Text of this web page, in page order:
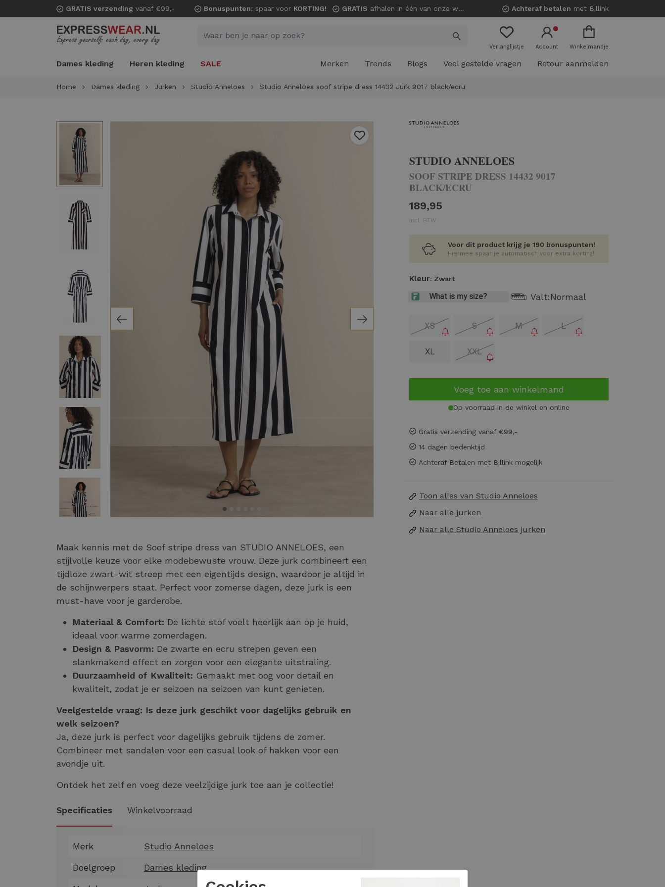
GRATIS verzending vanaf €99,- Bonuspunten: spaar voor KORTING! GRATIS afhalen in één van onze winkels! Achteraf betalen met Billink
Verlanglijstje Account Winkelmandje
Dames kleding Heren kleding SALE Merken Trends Blogs Veel gestelde vragen Retour aanmelden
Home Dames kleding Jurken Studio Anneloes Studio Anneloes soof stripe dress 14432 Jurk 9017 black/ecru
Maak kennis met de Soof stripe dress van STUDIO ANNELOES, een
stijlvolle keuze voor elke modebewuste vrouw. Deze jurk combineert een
tijdloze zwart-wit streep met een eigentijds design, waardoor je altijd in
de schijnwerpers staat. Perfect voor zomerse dagen, deze jurk is een
must-have voor je garderobe.
Materiaal & Comfort: De lichte stof voelt heerlijk aan op je huid,
ideaal voor warme zomerdagen.
Design & Pasvorm: De zwarte en ecru strepen geven een
slankmakend effect en zorgen voor een elegante uitstraling.
Duurzaamheid of Kwaliteit: Gemaakt met oog voor detail en
kwaliteit, zodat je er seizoen na seizoen van kunt genieten.
Veelgestelde vraag: Is deze jurk geschikt voor dagelijks gebruik en
welk seizoen?
Ja, deze jurk is perfect voor dagelijks gebruik tijdens de zomer.
Combineer met sandalen voor een casual look of hakken voor een
avondje uit.
Ontdek het zelf en voeg deze veelzijdige jurk toe aan je collectie!
Specificaties Winkelvoorraad
Merk Studio Anneloes
Doelgroep Dames kleding
STUDIO ANNELOES
SOOF STRIPE DRESS 14432 9017
BLACK/ECRU
189,95
Incl. BTW
Voor dit product krijg je 190 bonuspunten!
Hiermee spaar je automatisch voor extra korting!
Kleur: Zwart
Valt:Normaal
XS S M L
XL XXL
Voeg toe aan winkelmand
Op voorraad in de winkel en online
Gratis verzending vanaf €99,-
14 dagen bedenktijd
Achteraf Betalen met Billink mogelijk
Toon alles van Studio Anneloes
Naar alle jurken
Naar alle Studio Anneloes jurken